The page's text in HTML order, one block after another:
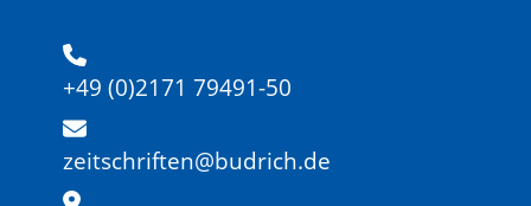
+49 (0)2171 79491-50
zeitschriften@budrich.de